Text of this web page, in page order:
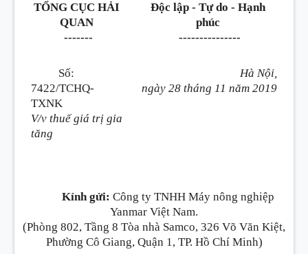
TỔNG CỤC HẢI
QUAN
-------
Độc lập - Tự do - Hạnh
phúc
---------------
Số:
7422/TCHQ-
TXNK
V/v thuế giá trị gia
tăng
Hà Nội,
ngày 28 tháng 11 năm 2019
Kính gửi: Công ty TNHH Máy nông nghiệp
Yanmar Việt Nam.
(Phòng 802, Tầng 8 Tòa nhà Samco, 326 Võ Văn Kiệt,
Phường Cô Giang, Quận 1, TP. Hồ Chí Minh)